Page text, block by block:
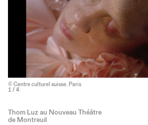
© Centre culturel suisse. Paris
1 / 4
Thom Luz au Nouveau Théâtre
de Montreuil